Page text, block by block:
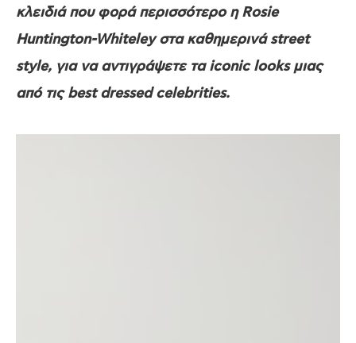
κλειδιά που φορά περισσότερο η Rosie
Huntington-Whiteley στα καθημερινά street
style, για να αντιγράψετε τα iconic looks μιας
από τις best dressed celebrities.